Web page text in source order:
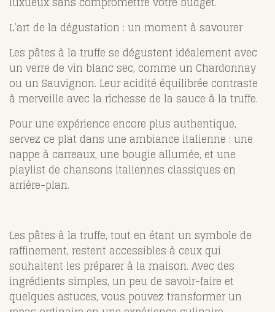
L’art de la dégustation : un moment à savourer
Les pâtes à la truffe se dégustent idéalement avec
un verre de vin blanc sec, comme un Chardonnay
ou un Sauvignon. Leur acidité équilibrée contraste
à merveille avec la richesse de la sauce à la truffe.
Pour une expérience encore plus authentique,
servez ce plat dans une ambiance italienne : une
nappe à carreaux, une bougie allumée, et une
playlist de chansons italiennes classiques en
arrière-plan.
Les pâtes à la truffe, tout en étant un symbole de
raffinement, restent accessibles à ceux qui
souhaitent les préparer à la maison. Avec des
ingrédients simples, un peu de savoir-faire et
quelques astuces, vous pouvez transformer un